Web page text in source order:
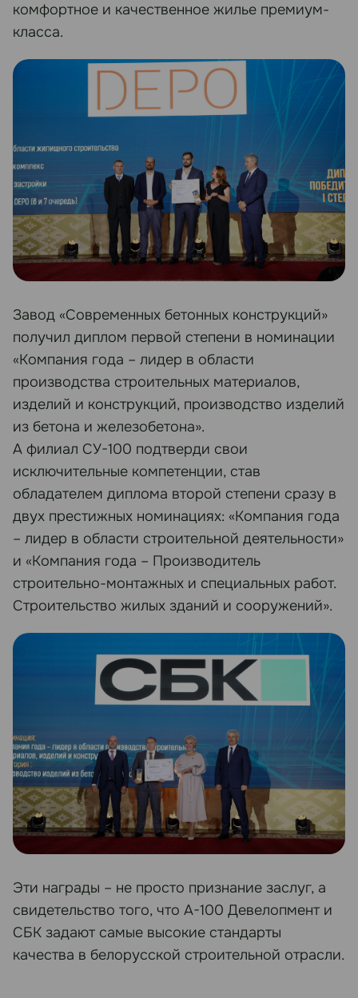
комфортное и качественное жилье премиум-
класса.
Завод «Современных бетонных конструкций»
получил диплом первой степени в номинации
«Компания года – лидер в области
производства строительных материалов,
изделий и конструкций, производство изделий
из бетона и железобетона».
А филиал СУ-100 подтверди свои
исключительные компетенции, став
обладателем диплома второй степени сразу в
двух престижных номинациях: «Компания года
– лидер в области строительной деятельности»
и «Компания года – Производитель
строительно-монтажных и специальных работ.
Строительство жилых зданий и сооружений».
Эти награды – не просто признание заслуг, а
свидетельство того, что А-100 Девелопмент и
СБК задают самые высокие стандарты
качества в белорусской строительной отрасли.